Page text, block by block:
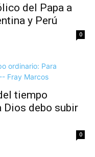
del Papa a
y Perú
0
tiempo
Dios debo subir
0